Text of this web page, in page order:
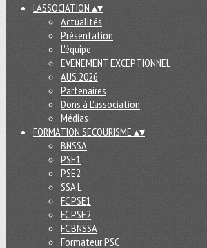
L'ASSOCIATION ▴▾
Actualités
Présentation
L'équipe
EVENEMENT EXCEPTIONNEL
AUS 2026
Partenaires
Dons à L'association
Médias
FORMATION SECOURISME ▴▾
BNSSA
PSE1
PSE2
SSA L
FC PSE1
FC PSE2
FC BNSSA
Formateur PSC